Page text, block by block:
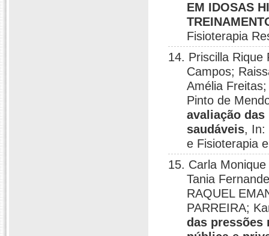
EM IDOSAS
Fisioterapia
14. Priscilla Rique
Campos;
Amélia
Pinto de
avaliação
saudáveis, In:
e Fisioterapia
15. Carla
Tania
RAQUEL
PARREIRA;
das pressões